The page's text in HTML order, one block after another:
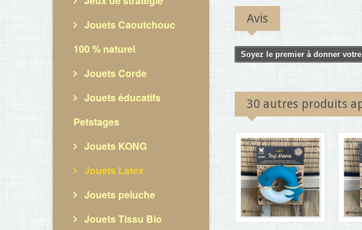
Jouets Caoutchouc
100 % naturel
Jouets Corde
Jouets éducatifs
Petstages
Jouets KONG
Jouets Latex
Jouets peluche
Jouets Tissu Bio
Avis
Soyez le premier à donner
30 autres produits